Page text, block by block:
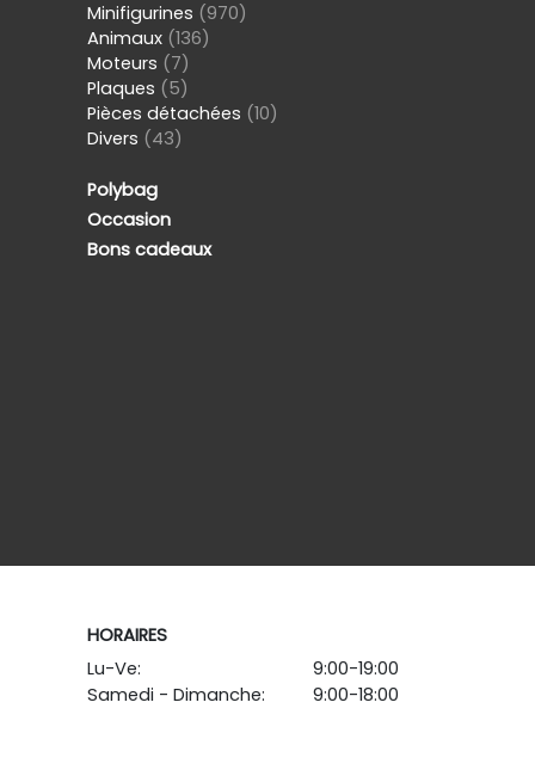
Minifigurines (970)
Animaux (136)
Moteurs (7)
Plaques (5)
Pièces détachées (10)
Divers (43)
Polybag
Occasion
Bons cadeaux
HORAIRES
Lu-Ve:
9:00-19:00
Samedi - Dimanche:
9:00-18:00